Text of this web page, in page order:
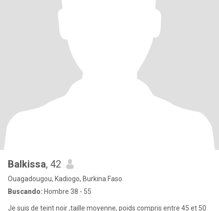
Balkissa, 42
Ouagadougou, Kadiogo, Burkina Faso
Buscando: Hombre 38 - 55
Je suis de teint noir ,taille moyenne, poids compris entre 45 et 50